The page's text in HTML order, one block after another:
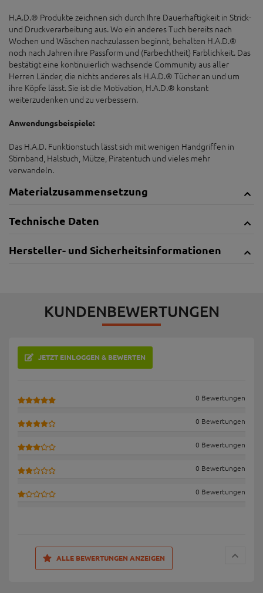
H.A.D.® Produkte zeichnen sich durch Ihre Dauerhaftigkeit in Strick-
und Druckverarbeitung aus. Wo ein anderes Tuch bereits nach
Wochen und Wäschen nachzulassen beginnt, behalten H.A.D.®
noch nach Jahren ihre Passform und (Farbechtheit) Farblichkeit. Das
bestätigt eine kontinuierlich wachsende Community aus aller
Herren Länder, die nichts anderes als H.A.D.® Tücher an und um
ihre Köpfe lässt. Sie ist die Motivation, H.A.D.® konstant
weiterzudenken und zu verbessern.
Anwendungsbeispiele:
Das H.A.D. Funktionstuch lässt sich mit wenigen Handgriffen in
Stirnband, Halstuch, Mütze, Piratentuch und vieles mehr
verwandeln.
Materialzusammensetzung
Technische Daten
Hersteller- und Sicherheitsinformationen
KUNDENBEWERTUNGEN
JETZT EINLOGGEN & BEWERTEN
0 Bewertungen
0 Bewertungen
0 Bewertungen
0 Bewertungen
0 Bewertungen
ALLE BEWERTUNGEN ANZEIGEN